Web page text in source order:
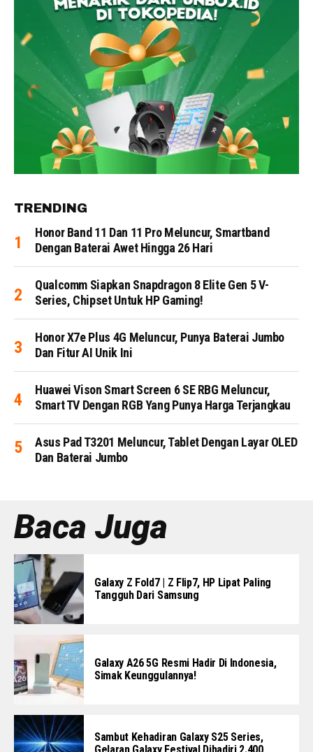
TRENDING
Honor Band 11 Dan 11 Pro Meluncur, Smartband
Dengan Baterai Awet Hingga 26 Hari
Qualcomm Siapkan Snapdragon 8 Elite Gen 5 V-
Series, Chipset Untuk HP Gaming!
Honor X7e Plus 4G Meluncur, Punya Baterai Jumbo
Dan Fitur AI Unik Ini
Huawei Vison Smart Screen 6 SE RBG Meluncur,
Smart TV Dengan RGB Yang Punya Harga Terjangkau
Asus Pad T3201 Meluncur, Tablet Dengan Layar OLED
Dan Baterai Jumbo
Baca Juga
Galaxy Z Fold7 | Z Flip7, HP Lipat Paling
Tangguh Dari Samsung
Galaxy A26 5G Resmi Hadir Di Indonesia,
Simak Keunggulannya!
Sambut Kehadiran Galaxy S25 Series,
Gelaran Galaxy Festival Dihadiri 2.400